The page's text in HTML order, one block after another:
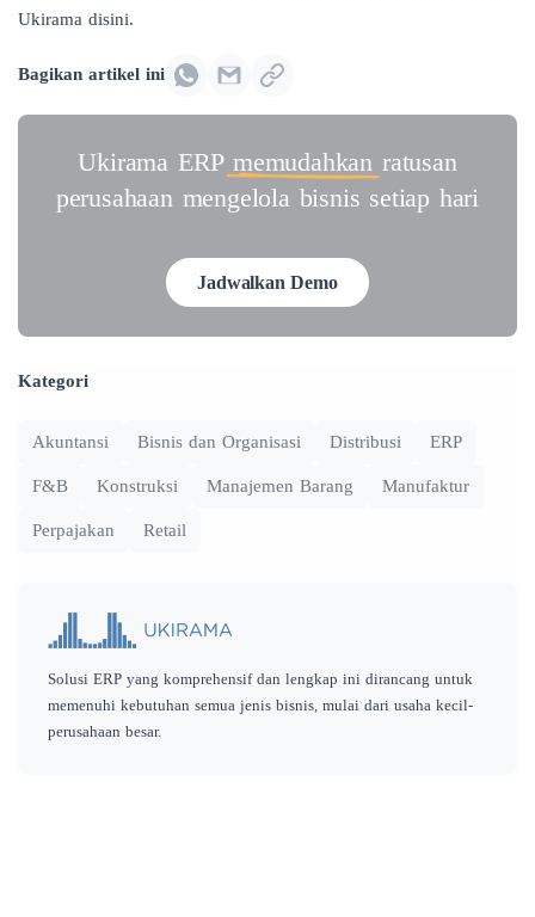
Ukirama disini.
Bagikan artikel ini
Ukirama ERP memudahkan ratusan
perusahaan mengelola bisnis setiap hari
Jadwalkan Demo
Kategori
Akuntansi Bisnis dan Organisasi Distribusi ERP
F&B Konstruksi Manajemen Barang Manufaktur
Perpajakan Retail
Solusi ERP yang komprehensif dan lengkap ini dirancang untuk
memenuhi kebutuhan semua jenis bisnis, mulai dari usaha kecil-
perusahaan besar.